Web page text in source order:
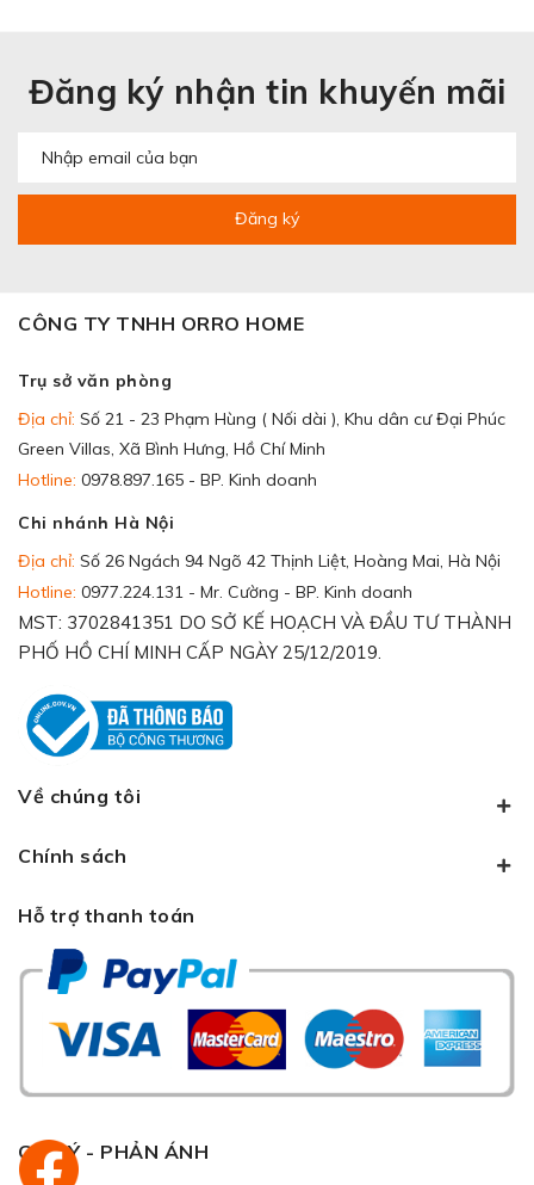
Đăng ký nhận tin khuyến mãi
Đăng ký
CÔNG TY TNHH ORRO HOME
Trụ sở văn phòng
Địa chỉ: Số 21 - 23 Phạm Hùng ( Nối dài ), Khu dân cư Đại Phúc
Green Villas, Xã Bình Hưng, Hồ Chí Minh
Hotline: 0978.897.165 - BP. Kinh doanh
Chi nhánh Hà Nội
Địa chỉ: Số 26 Ngách 94 Ngõ 42 Thịnh Liệt, Hoàng Mai, Hà Nội
Hotline: 0977.224.131 - Mr. Cường - BP. Kinh doanh
MST: 3702841351 DO SỞ KẾ HOẠCH VÀ ĐẦU TƯ THÀNH
PHỐ HỒ CHÍ MINH CẤP NGÀY 25/12/2019.
Về chúng tôi
Chính sách
Hỗ trợ thanh toán
GÓP Ý - PHẢN ÁNH